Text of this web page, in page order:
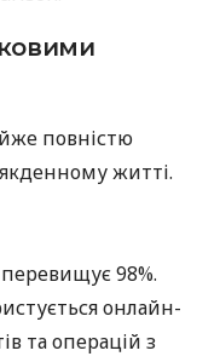
повністю
житті.
перевищує 98%.
онлайн-
та операцій з